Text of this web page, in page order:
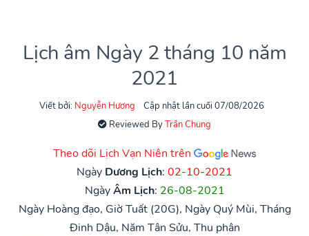
Lịch âm Ngày 2 tháng 10 năm
2021
Viết bởi: Nguyễn Hương
Cập nhật lần cuối 07/08/2026
Reviewed ByTrần Chung
Theo dõi Lịch Vạn Niên trên
Ngày Dương Lịch: 02-10-2021
NgàyÂm Lịch: 26-08-2021
Ngày Hoàng đạo, Giờ Tuất (20G), Ngày Quý Mùi, Tháng
Đinh Dậu, Năm Tân Sửu, Thu phân